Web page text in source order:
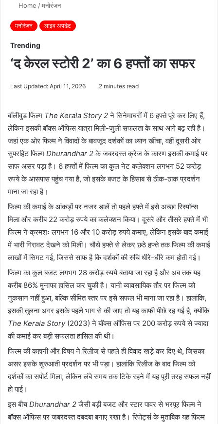
Home /मनोरंजन
मनोरंजन लाइव अपडेट
Trending
‘द केरल स्टोरी 2’ का 6 हफ्तों का सफर
Last Updated: April 11, 2026 2 minutes read
बॉलीवुड फिल्म The Kerala Story 2ने सिनेमाघरों में 6 हफ्ते पूरे कर लिए हैं,
लेकिन इसकी बॉक्स ऑफिस यात्रा मिली-जुली सफलता के साथ आगे बढ़ रही है।
जहां एक ओर फिल्म ने विवादों के बावजूद दर्शकों का ध्यान खींचा, वहीं दूसरी ओर
सुपरहिट फिल्म Dhurandhar 2के जबरदस्त क्रेज के कारण इसकी कमाई पर
साफ असर पड़ा है। 6 हफ्तों में फिल्म का कुल नेट कलेक्शन लगभग 52 करोड़
रुपये के आसपास पहुंच गया है, जो इसके बजट के हिसाब से ठीक-ठाक प्रदर्शन
माना जा रहा है।
फिल्म की कमाई के आंकड़ों पर नजर डालें तो पहले हफ्ते में इसे अच्छा रिस्पॉन्स
मिला और करीब 22 करोड़ रुपये का कलेक्शन किया। दूसरे और तीसरे हफ्ते में भी
फिल्म ने क्रमशः लगभग 16 और 10 करोड़ रुपये कमाए, लेकिन इसके बाद कमाई
में भारी गिरावट देखने को मिली। चौथे हफ्ते से लेकर छठे हफ्ते तक फिल्म की कमाई
लाखों में सिमट गई, जिससे साफ है कि दर्शकों की रुचि धीरे-धीरे कम होती गई।
फिल्म का कुल बजट लगभग 28 करोड़ रुपये बताया जा रहा है और अब तक यह
करीब 86% मुनाफा हासिल कर चुकी है। यानी व्यावसायिक तौर पर फिल्म को
नुकसान नहीं हुआ, बल्कि सीमित स्तर पर इसे सफल भी माना जा रहा है। हालांकि,
इसकी तुलना अगर इसके पहले भाग से की जाए तो यह काफी पीछे रह गई है, क्योंकि
The Kerala Story(2023) ने बॉक्स ऑफिस पर 200 करोड़ रुपये से ज्यादा
की कमाई कर बड़ी सफलता हासिल की थी।
फिल्म की कहानी और विषय ने रिलीज से पहले ही विवाद खड़े कर दिए थे, जिसका
असर इसके शुरुआती प्रदर्शन पर भी पड़ा। हालांकि रिलीज के बाद फिल्म को
दर्शकों का सपोर्ट मिला, लेकिन लंबे समय तक टिके रहने में यह पूरी तरह सफल नहीं
हो पाई।
इस बीचDhurandhar 2जैसी बड़ी बजट और स्टार पावर से भरपूर फिल्म ने
बॉक्स ऑफिस पर जबरदस्त दबदबा बनाए रखा है। रिपोर्ट्स के मुताबिक यह फिल्म